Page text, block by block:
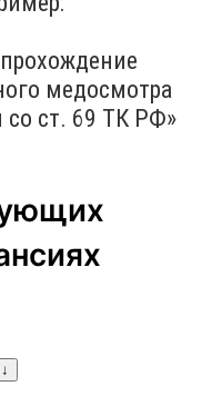
прохождение
медосмотра
со ст. 69 ТК РФ»